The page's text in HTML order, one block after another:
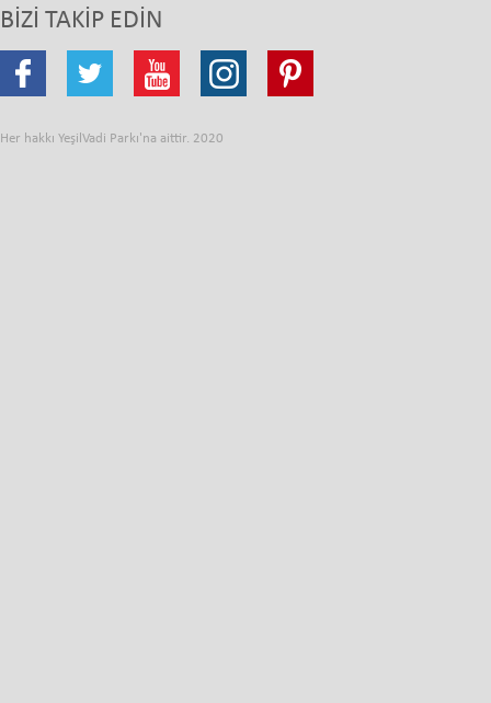
BİZİ TAKİP EDİN
Her hakkı YeşilVadi Parkı'na aittir. 2020